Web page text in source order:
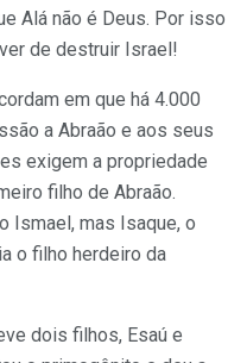
Alá não é Deus. Por isso
de destruir Israel!
em que há 4.000
a Abraão e aos seus
exigem a propriedade
filho de Abraão.
Ismael, mas Isaque, o
o filho herdeiro da
dois filhos, Esaú e